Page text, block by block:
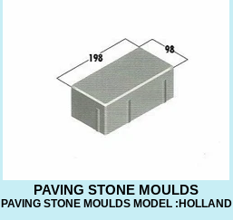
PAVING STONE MOULDS
PAVING STONE MOULDS MODEL :HOLLAND